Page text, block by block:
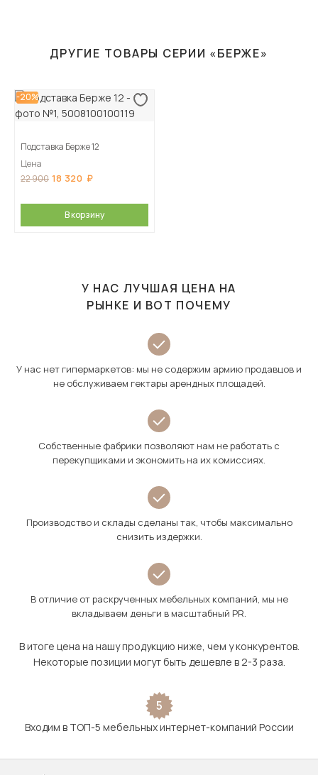
ДРУГИЕ ТОВАРЫ СЕРИИ «БЕРЖЕ»
-20%
Подставка Берже 12
Цена
22 900 18 320
В корзину
У НАС ЛУЧШАЯ ЦЕНА НА
РЫНКЕ И ВОТ ПОЧЕМУ
У нас нет гипермаркетов: мы не содержим армию продавцов и
не обслуживаем гектары арендных площадей.
Собственные фабрики позволяют нам не работать с
перекупщиками и экономить на их комиссиях.
Производство и склады сделаны так, чтобы максимально
снизить издержки.
В отличие от раскрученных мебельных компаний, мы не
вкладываем деньги в масштабный PR.
В итоге цена на нашу продукцию ниже, чем у конкурентов.
Некоторые позиции могут быть дешевле в 2-3 раза.
5
Входим в ТОП-5 мебельных интернет-компаний России